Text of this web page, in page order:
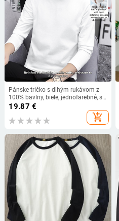
Pánske tričko s dlhým rukávom z
100% bavlny, biele, jednofarebné, so
stredne vysokým stojacím golierom
19.87 €
add_shopping_cart